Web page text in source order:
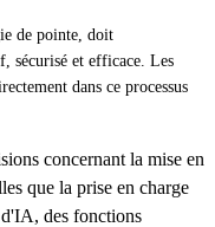
de pointe, doit
sécurisé et efficace. Les
dans ce processus
concernant la mise en
que la prise en charge
des fonctions